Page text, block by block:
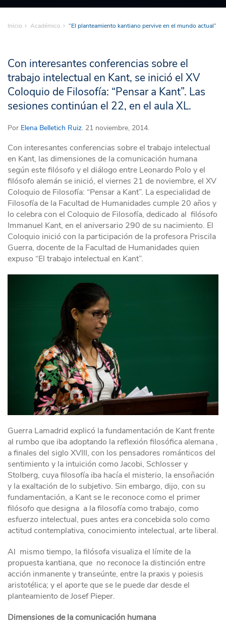
Inicio Académico “El planteamiento kantiano pervive en el mundo actual”
Con interesantes conferencias sobre el
trabajo intelectual en Kant, se inició el XV
Coloquio de Filosofía: “Pensar a Kant”. Las
sesiones continúan el 22, en el aula XL.
Por Elena Belletich Ruiz. 21 noviembre, 2014.
Con interesantes conferencias sobre el trabajo intelectual
en Kant, las dimensiones de la comunicación humana
según este filósofo y el diálogo entre Leonardo Polo y el
filósofo alemán se inició, el viernes 21 de noviembre, el XV
Coloquio de Filosofía: “Pensar a Kant”. La especialidad de
Filosofía de la Facultad de Humanidades cumple 20 años y
lo celebra con el Coloquio de Filosofía, dedicado al filósofo
Immanuel Kant, en el aniversario 290 de su nacimiento. El
Coloquio inició con la participación de la profesora Priscila
Guerra, docente de la Facultad de Humanidades quien
expuso “El trabajo intelectual en Kant”.
Guerra Lamadrid explicó la fundamentación de Kant frente
al rumbo que iba adoptando la reflexión filosófica alemana ,
a finales del siglo XVIII, con los pensadores románticos del
sentimiento y la intuición como Jacobi, Schlosser y
Stolberg, cuya filosofía iba hacía el misterio, la ensoñación
y la exaltación de lo subjetivo. Sin embargo, dijo, con su
fundamentación, a Kant se le reconoce como el primer
filósofo que designa a la filosofía como trabajo, como
esfuerzo intelectual, pues antes era concebida solo como
actitud contemplativa, conocimiento intelectual, arte liberal.
Al mismo tiempo, la filósofa visualiza el límite de la
propuesta kantiana, que no reconoce la distinción entre
acción inmanente y transeúnte, entre la praxis y poiesis
aristotélica; y el aporte que se le puede dar desde el
planteamiento de Josef Pieper.
Dimensiones de la comunicación humana